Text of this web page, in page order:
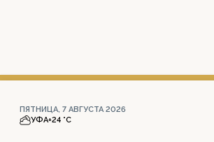
ПЯТНИЦА, 7 АВГУСТА 2026
УФА+24 °С